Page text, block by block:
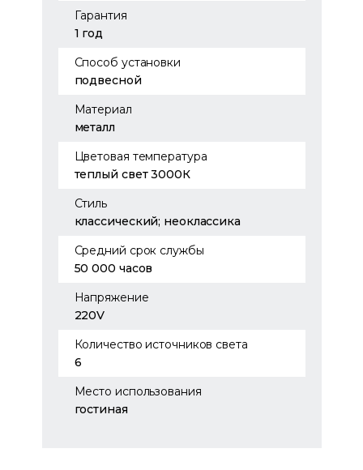
Гарантия
1 год
Способ установки
подвесной
Материал
металл
Цветовая температура
теплый свет 3000К
Стиль
классический; неоклассика
Средний срок службы
50 000 часов
Напряжение
220V
Количество источников света
6
Место использования
гостиная